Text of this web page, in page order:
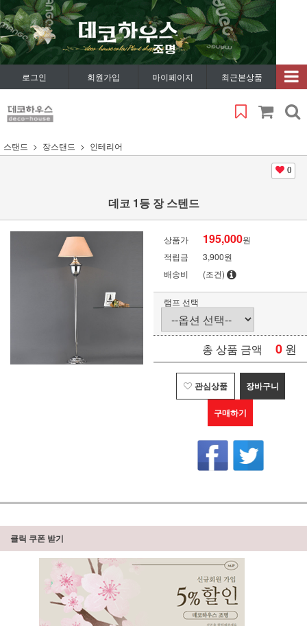
로그인 회원가입 마이페이지 최근본상품
스탠드 장스탠드 인테리어
0
데코 1등 장 스텐드
상품가 195,000원
적립금
3,900원
배송비
(조건)
램프 선택
총 상품 금액 0 원
관심상품 장바구니
구매하기
클릭 쿠폰 받기